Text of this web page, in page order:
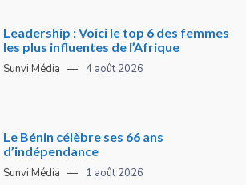
Leadership : Voici le top 6 des femmes
les plus influentes de l’Afrique
Sunvi Média 4 août 2026
Le Bénin célèbre ses 66 ans
d’indépendance
Sunvi Média 1 août 2026